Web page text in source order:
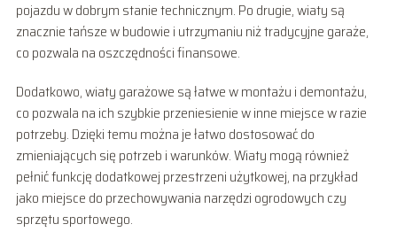
pojazdu w dobrym stanie technicznym. Po drugie, wiaty są
znacznie tańsze w budowie i utrzymaniu niż tradycyjne garaże,
co pozwala na oszczędności finansowe.
Dodatkowo, wiaty garażowe są łatwe w montażu i demontażu,
co pozwala na ich szybkie przeniesienie w inne miejsce w razie
potrzeby. Dzięki temu można je łatwo dostosować do
zmieniających się potrzeb i warunków. Wiaty mogą również
pełnić funkcję dodatkowej przestrzeni użytkowej, na przykład
jako miejsce do przechowywania narzędzi ogrodowych czy
sprzętu sportowego.